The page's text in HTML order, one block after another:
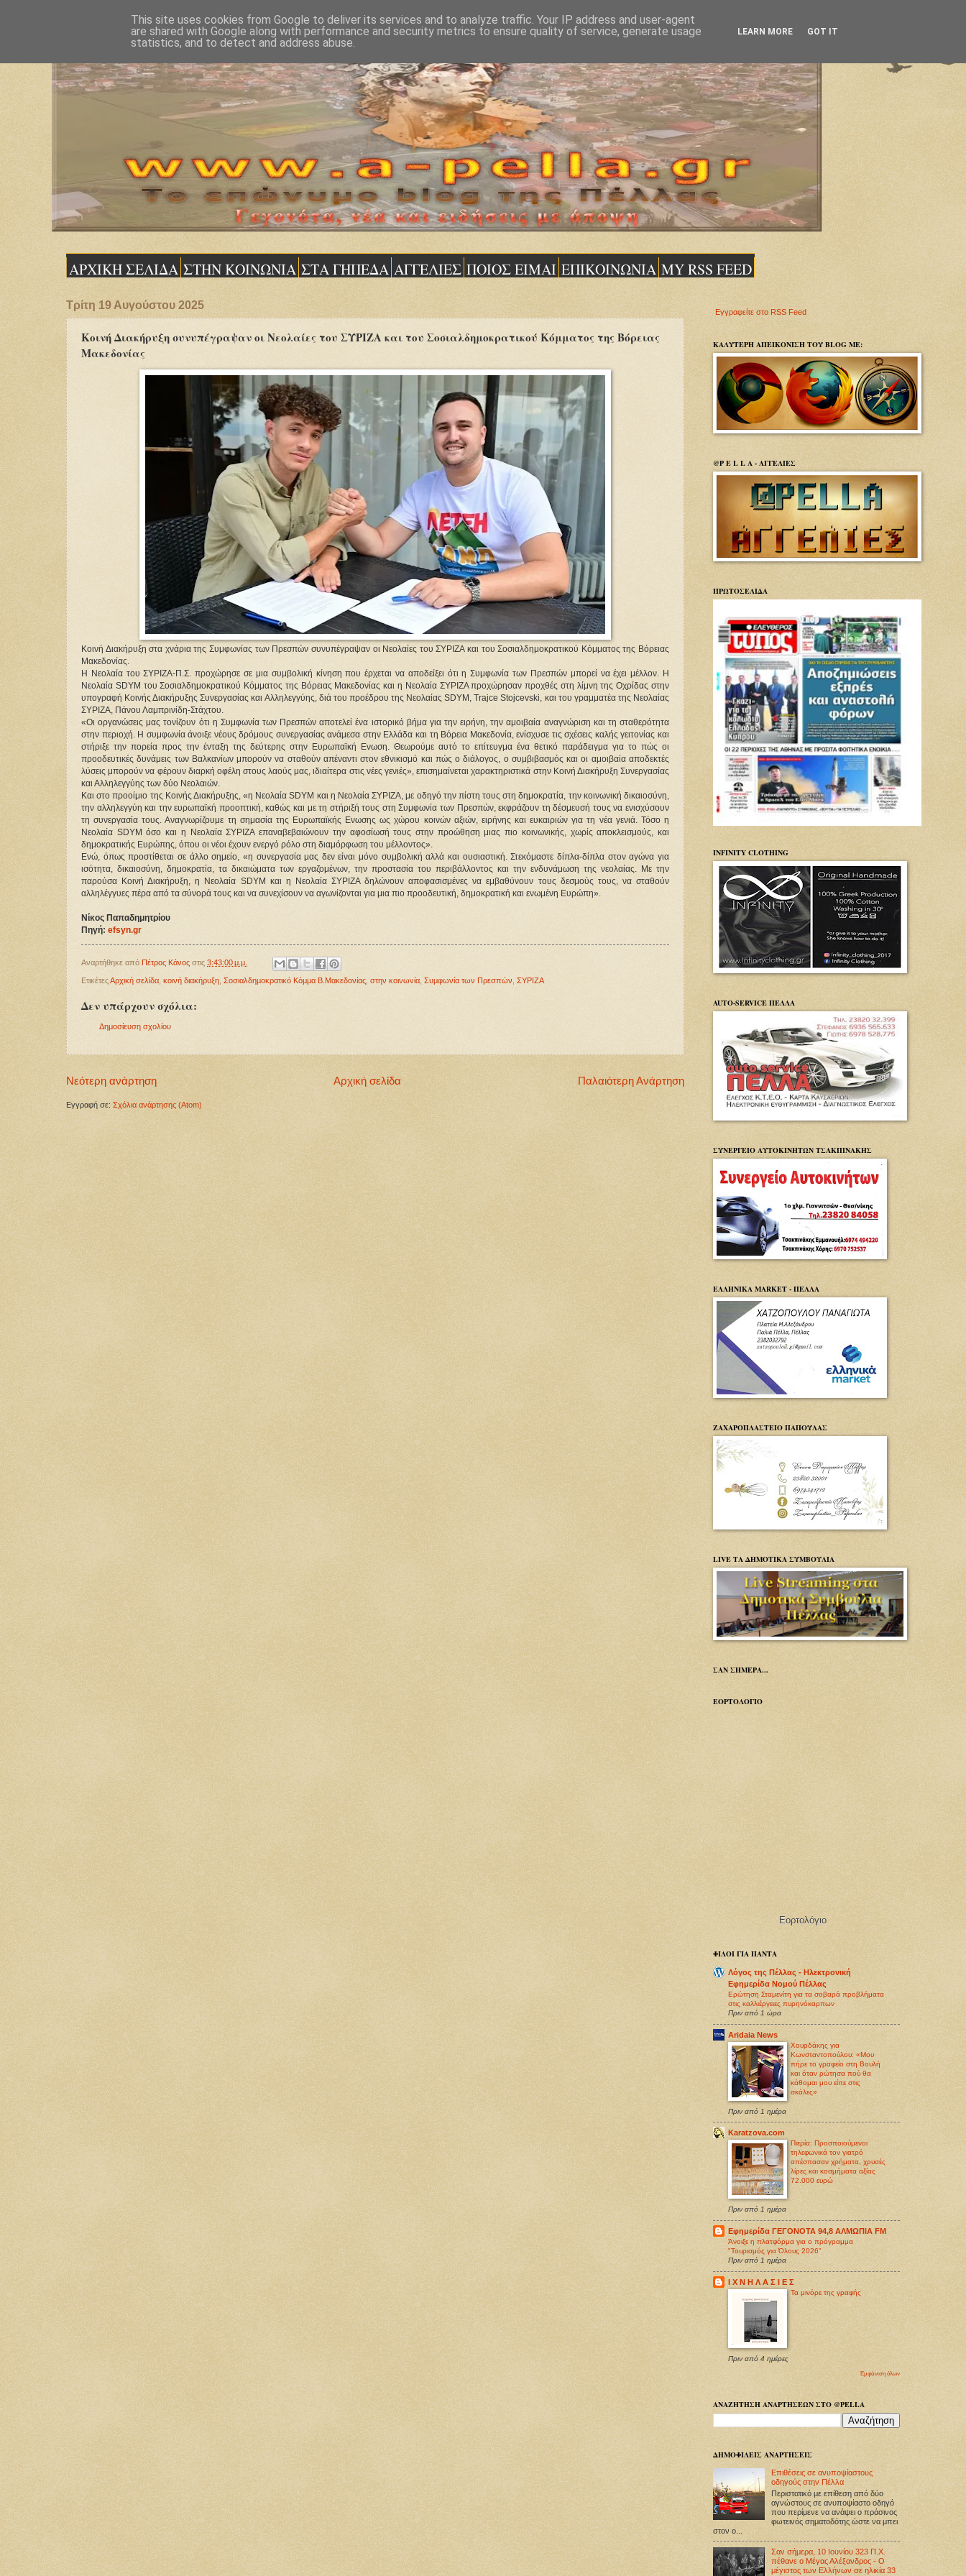
ΑΡΧΙΚΗ ΣΕΛΙΔΑ ΣΤΗΝ ΚΟΙΝΩΝΙΑ ΣΤΑ ΓΗΠΕΔΑ ΑΓΓΕΛΙΕΣ ΠΟΙΟΣ ΕΙΜΑΙ ΕΠΙΚΟΙΝΩΝΙΑ MY RSS FEED
Τρίτη 19 Αυγούστου 2025
Κοινή Διακήρυξη συνυπέγραψαν οι Νεολαίες του ΣΥΡΙΖΑ και του Σοσιαλδημοκρατικού Κόμματος της Βόρειας
Μακεδονίας
Κοινή Διακήρυξη στα χνάρια της Συμφωνίας των Πρεσπών συνυπέγραψαν οι Νεολαίες του ΣΥΡΙΖΑ και του Σοσιαλδημοκρατικού Κόμματος της Βόρειας
Μακεδονίας.
Η Νεολαία του ΣΥΡΙΖΑ-Π.Σ. προχώρησε σε μια συμβολική κίνηση που έρχεται να αποδείξει ότι η Συμφωνία των Πρεσπών μπορεί να έχει μέλλον. Η
Νεολαία SDYM του Σοσιαλδημοκρατικού Κόμματος της Βόρειας Μακεδονίας και η Νεολαία ΣΥΡΙΖΑ προχώρησαν προχθές στη λίμνη της Οχρίδας στην
υπογραφή Κοινής Διακήρυξης Συνεργασίας και Αλληλεγγύης, διά του προέδρου της Νεολαίας SDΥΜ, Trajce Stojcevski, και του γραμματέα της Νεολαίας
ΣΥΡΙΖΑ, Πάνου Λαμπρινίδη-Στάχτου.
«Οι οργανώσεις μας τονίζουν ότι η Συμφωνία των Πρεσπών αποτελεί ένα ιστορικό βήμα για την ειρήνη, την αμοιβαία αναγνώριση και τη σταθερότητα
στην περιοχή. Η συμφωνία άνοιξε νέους δρόμους συνεργασίας ανάμεσα στην Ελλάδα και τη Βόρεια Μακεδονία, ενίσχυσε τις σχέσεις καλής γειτονίας και
στήριξε την πορεία προς την ένταξη της δεύτερης στην Ευρωπαϊκή Ενωση. Θεωρούμε αυτό το επίτευγμα ένα θετικό παράδειγμα για το πώς οι
προοδευτικές δυνάμεις των Βαλκανίων μπορούν να σταθούν απέναντι στον εθνικισμό και πώς ο διάλογος, ο συμβιβασμός και οι αμοιβαία αποδεκτές
λύσεις μπορούν να φέρουν διαρκή οφέλη στους λαούς μας, ιδιαίτερα στις νέες γενιές», επισημαίνεται χαρακτηριστικά στην Κοινή Διακήρυξη Συνεργασίας
και Αλληλεγγύης των δύο Νεολαιών.
Και στο προοίμιο της Κοινής Διακήρυξης, «η Νεολαία SDYM και η Νεολαία ΣΥΡΙΖΑ, με οδηγό την πίστη τους στη δημοκρατία, την κοινωνική δικαιοσύνη,
την αλληλεγγύη και την ευρωπαϊκή προοπτική, καθώς και με τη στήριξή τους στη Συμφωνία των Πρεσπών, εκφράζουν τη δέσμευσή τους να ενισχύσουν
τη συνεργασία τους. Αναγνωρίζουμε τη σημασία της Ευρωπαϊκής Ενωσης ως χώρου κοινών αξιών, ειρήνης και ευκαιριών για τη νέα γενιά. Τόσο η
Νεολαία SDYM όσο και η Νεολαία ΣΥΡΙΖΑ επαναβεβαιώνουν την αφοσίωσή τους στην προώθηση μιας πιο κοινωνικής, χωρίς αποκλεισμούς, και
δημοκρατικής Ευρώπης, όπου οι νέοι έχουν ενεργό ρόλο στη διαμόρφωση του μέλλοντος».
Ενώ, όπως προστίθεται σε άλλο σημείο, «η συνεργασία μας δεν είναι μόνο συμβολική αλλά και ουσιαστική. Στεκόμαστε δίπλα-δίπλα στον αγώνα για
ισότητα, δικαιοσύνη, δημοκρατία, τα δικαιώματα των εργαζομένων, την προστασία του περιβάλλοντος και την ενδυνάμωση της νεολαίας. Με την
παρούσα Κοινή Διακήρυξη, η Νεολαία SDYM και η Νεολαία ΣΥΡΙΖΑ δηλώνουν αποφασισμένες να εμβαθύνουν τους δεσμούς τους, να σταθούν
αλληλέγγυες πέρα από τα σύνορά τους και να συνεχίσουν να αγωνίζονται για μια πιο προοδευτική, δημοκρατική και ενωμένη Ευρώπη».
Νίκος Παπαδημητρίου
Πηγή: efsyn.gr
Αναρτήθηκε από Πέτρος Κάνος στις 3:43:00 μ.μ.
ΕτικέτεςΑρχική σελίδα κοινή διακήρυξη Σοσιαλδημοκρατικό Κόμμα Β.Μακεδονίας στην κοινωνία Συμφωνία των Πρεσπών ΣΥΡΙΖΑ
Δεν υπάρχουν σχόλια:
Δημοσίευση σχολίου
Νεότερη ανάρτηση Παλαιότερη Ανάρτηση
Αρχική σελίδα
Εγγραφή σε: Σχόλια ανάρτησης (Atom)
Εγγραφείτε στο RSS Feed
ΚΑΛΥΤΕΡΗ ΑΠΕΙΚΟΝΙΣΗ ΤΟΥ BLOG ΜΕ:
@P E L L A - ΑΓΓΕΛΙΕΣ
ΠΡΩΤΟΣΕΛΙΔΑ
INFINITY CLOTHING
AUTO-SERVICE ΠΕΛΛΑ
ΣΥΝΕΡΓΕΙΟ ΑΥΤΟΚΙΝΗΤΩΝ ΤΣΑΚΠΙΝΑΚΗΣ
ΕΛΛΗΝΙΚΑ MARKET - ΠΕΛΛΑ
ΖΑΧΑΡΟΠΛΑΣΤΕΙΟ ΠΑΠΟΥΛΑΣ
LIVE ΤΑ ΔΗΜΟΤΙΚΑ ΣΥΜΒΟΥΛΙΑ
ΣΑΝ ΣΗΜΕΡΑ...
ΕΟΡΤΟΛΟΓΙΟ
Εορτολόγιο
ΦΙΛΟΙ ΓΙΑ ΠΑΝΤΑ
Λόγος της Πέλλας - Ηλεκτρονική
Εφημερίδα Νομού Πέλλας
Ερώτηση Σταμενίτη για τα σοβαρά προβλήματα
στις καλλιέργειες πυρηνόκαρπων
Πριν από 1 ώρα
Aridaia News
Χουρδάκης για
Κωνσταντοπούλου: «Μου
πήρε το γραφείο στη Βουλή
και όταν ρώτησα πού θα
κάθομαι μου είπε στις
σκάλες»
Πριν από 1 ημέρα
Karatzova.com
Πιερία: Προσποιούμενοι
τηλεφωνικά τον γιατρό
απέσπασαν χρήματα, χρυσές
λίρες και κοσμήματα αξίας
72.000 ευρώ
Πριν από 1 ημέρα
Εφημερίδα ΓΕΓΟΝΟΤΑ 94,8 ΑΛΜΩΠΙΑ FM
Άνοιξε η πλατφόρμα για ο πρόγραμμα
"Τουρισμός για Όλους 2026"
Πριν από 1 ημέρα
Ι Χ Ν Η Λ Α Σ Ι Ε Σ
Τα μινόρε της γραφής
Πριν από 4 ημέρες
Εμφάνιση όλων
ΑΝΑΖΗΤΗΣΗ ΑΝΑΡΤΗΣΕΩΝ ΣΤΟ @PELLA
ΔΗΜΟΦΙΛΕΙΣ ΑΝΑΡΤΗΣΕΙΣ
Επιθέσεις σε ανυποψίαστους
οδηγούς στην Πέλλα
Περιστατικό με επίθεση από δύο
αγνώστους σε ανυποψίαστο οδηγό
που περίμενε να ανάψει ο πράσινος
φωτεινός σηματοδότης ώστε να μπει
στον ο...
Σαν σήμερα, 10 Ιουνίου 323 Π.Χ.
πέθανε ο Μέγας Αλέξανδρος - Ο
μέγιστος των Ελλήνων σε ηλικία 33
This site uses cookies from Google to deliver its services and to analyze traffic. Your IP address and user-agent
are shared with Google along with performance and security metrics to ensure quality of service, generate usage
statistics, and to detect and address abuse.
LEARN MORE GOT IT